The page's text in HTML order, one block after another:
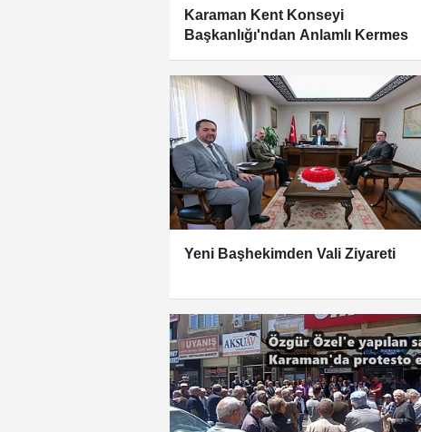
Karaman Kent Konseyi
Başkanlığı'ndan Anlamlı Kermes
Yeni Başhekimden Vali Ziyareti